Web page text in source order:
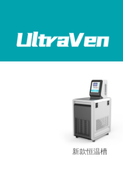
新款恒温槽